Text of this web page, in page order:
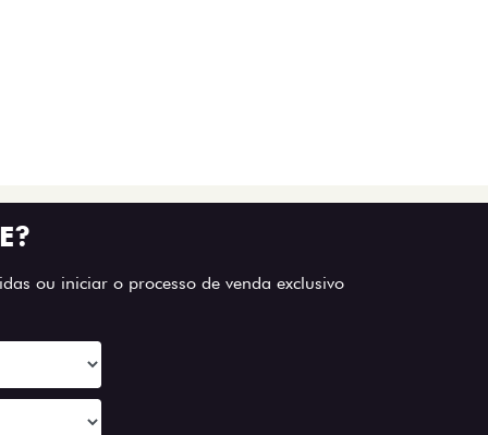
ou iniciar o processo de venda exclusivo